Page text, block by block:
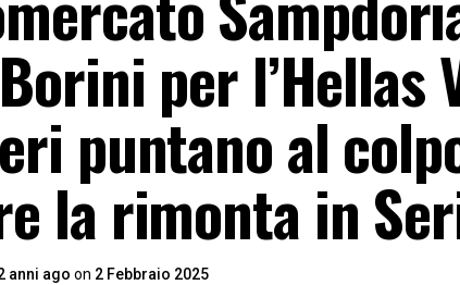
per l’Hellas
puntano al
la rimonta in
anni ago on 2 Febbraio 2025